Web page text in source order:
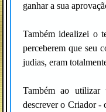
ganhar a sua
Também idealizei o
perceberem que seu
judias, eram
Também ao
descrever o Criador -